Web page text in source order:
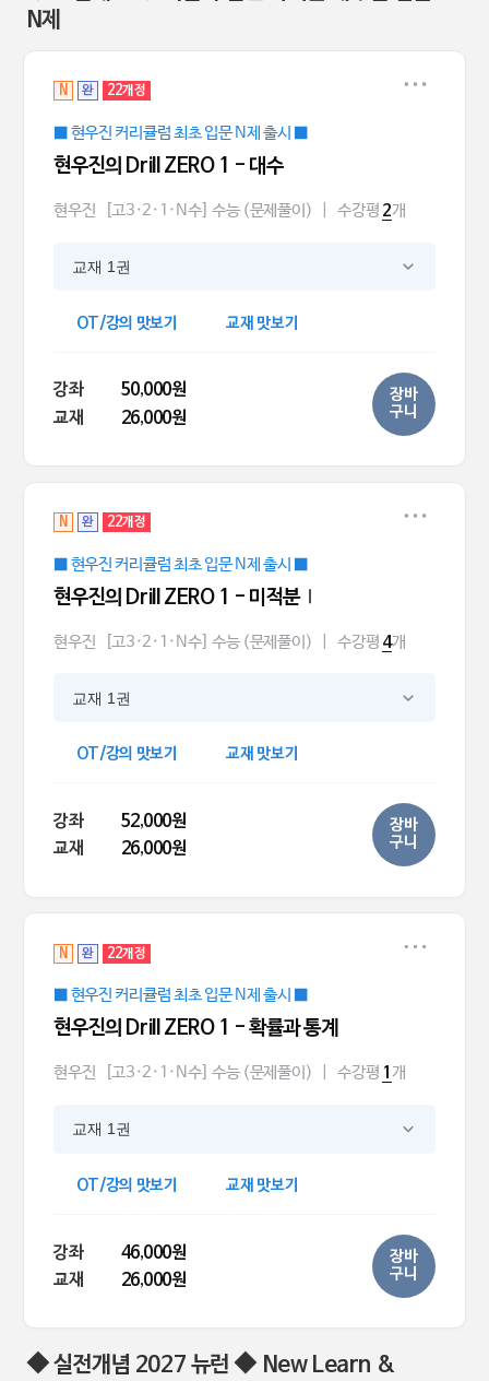
N제
N 완 22개정
■ 현우진 커리큘럼 최초 입문 N제 출시 ■
현우진의 Drill ZERO 1 - 대수
현우진 [고3·2·1·N수] 수능 (문제풀이) 수강평 2개
교재 1권
OT/강의 맛보기 교재 맛보기
강좌
50,000원
교재
26,000원
장바
구니
N 완 22개정
■ 현우진 커리큘럼 최초 입문 N제 출시 ■
현우진의 Drill ZERO 1 - 미적분Ⅰ
현우진 [고3·2·1·N수] 수능 (문제풀이) 수강평 4개
교재 1권
OT/강의 맛보기 교재 맛보기
강좌
52,000원
교재
26,000원
장바
구니
N 완 22개정
■ 현우진 커리큘럼 최초 입문 N제 출시 ■
현우진의 Drill ZERO 1 - 확률과 통계
현우진 [고3·2·1·N수] 수능 (문제풀이) 수강평 1 개
교재 1권
OT/강의 맛보기 교재 맛보기
강좌
46,000원
교재
26,000원
장바
구니
◆ 실전개념 2027 뉴런 ◆ New Learn &